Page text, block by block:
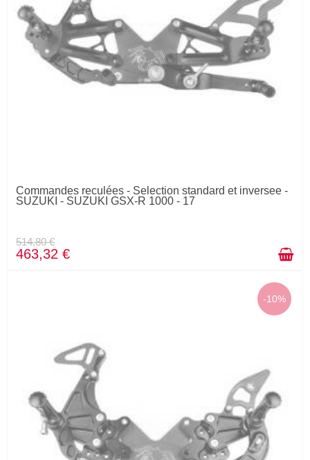
Commandes reculées - Selection standard et inversee -
SUZUKI - SUZUKI GSX-R 1000 - 17
514,80 €
463,32 €
-10%